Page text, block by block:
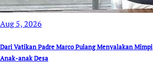
Aug 5, 2026
Dari Vatikan Padre Marco Pulang Menyalakan Mimpi
Anak-anak Desa